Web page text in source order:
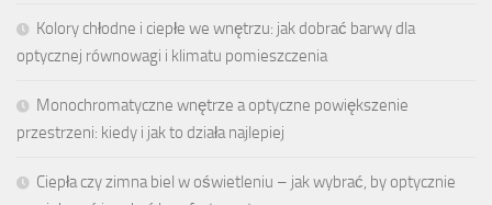
Kolory chłodne i ciepłe we wnętrzu: jak dobrać barwy dla
optycznej równowagi i klimatu pomieszczenia
Monochromatyczne wnętrze a optyczne powiększenie
przestrzeni: kiedy i jak to działa najlepiej
Ciepła czy zimna biel w oświetleniu – jak wybrać, by optycznie